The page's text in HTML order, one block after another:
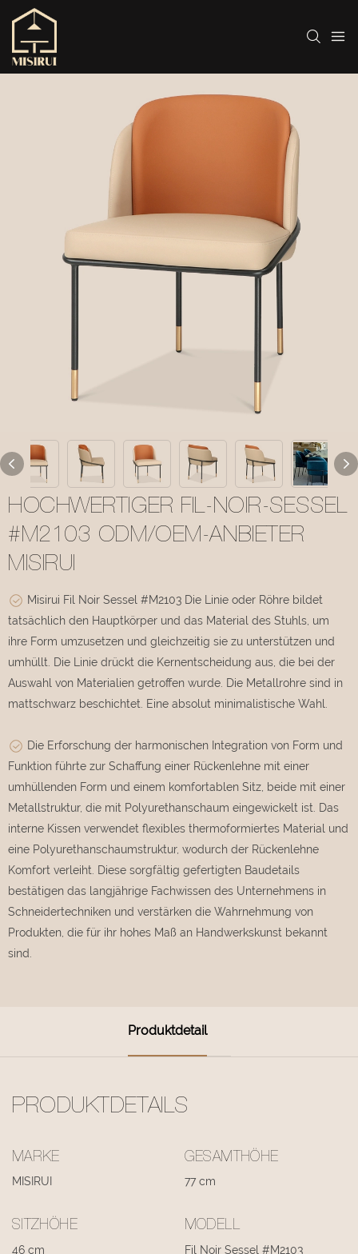
HOCHWERTIGER FIL-NOIR-SESSEL
#M2103 ODM/OEM-ANBIETER
MISIRUI
Misirui Fil Noir Sessel #M2103 Die Linie oder Röhre bildet
tatsächlich den Hauptkörper und das Material des Stuhls, um
ihre Form umzusetzen und gleichzeitig sie zu unterstützen und
umhüllt. Die Linie drückt die Kernentscheidung aus, die bei der
Auswahl von Materialien getroffen wurde. Die Metallrohre sind in
mattschwarz beschichtet. Eine absolut minimalistische Wahl.
Die Erforschung der harmonischen Integration von Form und
Funktion führte zur Schaffung einer Rückenlehne mit einer
umhüllenden Form und einem komfortablen Sitz, beide mit einer
Metallstruktur, die mit Polyurethanschaum eingewickelt ist. Das
interne Kissen verwendet flexibles thermoformiertes Material und
eine Polyurethanschaumstruktur, wodurch der Rückenlehne
Komfort verleiht. Diese sorgfältig gefertigten Baudetails
bestätigen das langjährige Fachwissen des Unternehmens in
Schneidertechniken und verstärken die Wahrnehmung von
Produkten, die für ihr hohes Maß an Handwerkskunst bekannt
sind.
Produktdetail
PRODUKTDETAILS
MARKE
MISIRUI
GESAMTHÖHE
77 cm
SITZHÖHE
46 cm
MODELL
Fil Noir Sessel #M2103